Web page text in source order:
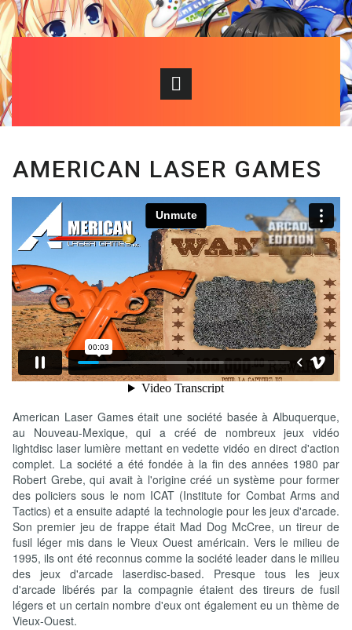
AMERICAN LASER GAMES
American Laser Games était une société basée à Albuquerque,
au Nouveau-Mexique, qui a créé de nombreux jeux vidéo
lightdisc laser lumière mettant en vedette vidéo en direct d'action
complet. La société a été fondée à la fin des années 1980 par
Robert Grebe, qui avait à l'origine créé un système pour former
des policiers sous le nom ICAT (Institute for Combat Arms and
Tactics) et a ensuite adapté la technologie pour les jeux d'arcade.
Son premier jeu de frappe était Mad Dog McCree, un tireur de
fusil léger mis dans le Vieux Ouest américain. Vers le milieu de
1995, ils ont été reconnus comme la société leader dans le milieu
des jeux d'arcade laserdisc-based. Presque tous les jeux
d'arcade libérés par la compagnie étaient des tireurs de fusil
légers et un certain nombre d'eux ont également eu un thème de
Vieux-Ouest.